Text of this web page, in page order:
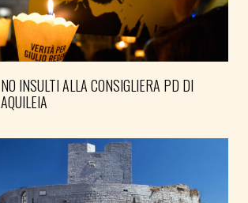
NO INSULTI ALLA CONSIGLIERA PD DI
AQUILEIA